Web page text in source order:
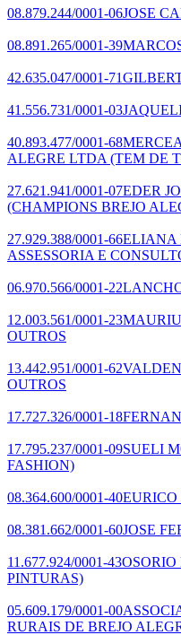
08.879.244/0001-06JOSE
08.891.265/0001-39
42.635.047/0001-71
41.556.731/0001-03
40.893.477/0001-68
ALEGRE LTDA (TEM DE
27.621.941/0001-07EDER
(CHAMPIONS BREJO
27.929.388/0001-66ELIANA
ASSESSORIA E
06.970.566/0001-22
12.003.561/0001-23
OUTROS
13.442.951/0001-62
OUTROS
17.727.326/0001-18
17.795.237/0001-09SUELI
FASHION)
08.364.600/0001-40EURICO
08.381.662/0001-60JOSE
11.677.924/0001-43
PINTURAS)
05.609.179/0001-00
RURAIS DE BREJO